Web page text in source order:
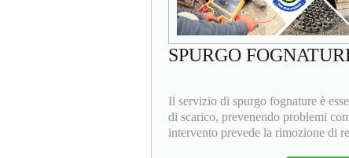
SPURGO
Il servizio di spurgo fognature è
di scarico, prevenendo problemi
intervento prevede la rimozione di